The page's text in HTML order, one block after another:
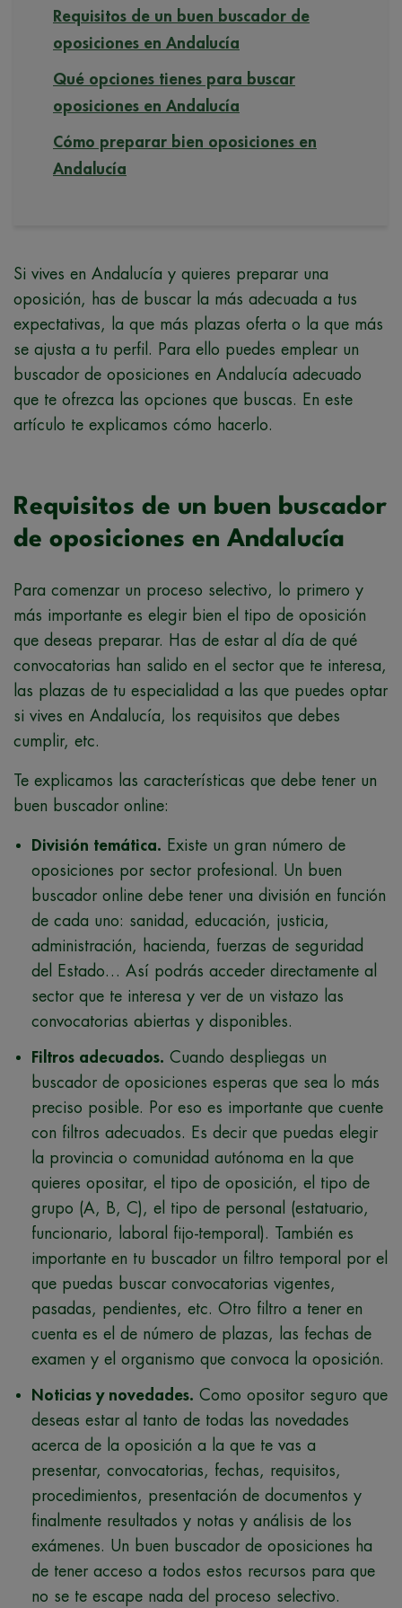
Requisitos de un buen buscador de
oposiciones en Andalucía
Qué opciones tienes para buscar
oposiciones en Andalucía
Cómo preparar bien oposiciones en
Andalucía
Si vives en Andalucía y quieres preparar una
oposición, has de buscar la más adecuada a tus
expectativas, la que más plazas oferta o la que más
se ajusta a tu perfil. Para ello puedes emplear un
buscador de oposiciones en Andalucía adecuado
que te ofrezca las opciones que buscas. En este
artículo te explicamos cómo hacerlo.
Requisitos de un buen buscador
de oposiciones en Andalucía
Para comenzar un proceso selectivo, lo primero y
más importante es elegir bien el tipo de oposición
que deseas preparar. Has de estar al día de qué
convocatorias han salido en el sector que te interesa,
las plazas de tu especialidad a las que puedes optar
si vives en Andalucía, los requisitos que debes
cumplir, etc.
Te explicamos las características que debe tener un
buen buscador online:
División temática. Existe un gran número de
oposiciones por sector profesional. Un buen
buscador online debe tener una división en función
de cada uno: sanidad, educación, justicia,
administración, hacienda, fuerzas de seguridad
del Estado… Así podrás acceder directamente al
sector que te interesa y ver de un vistazo las
convocatorias abiertas y disponibles.
Filtros adecuados. Cuando despliegas un
buscador de oposiciones esperas que sea lo más
preciso posible. Por eso es importante que cuente
con filtros adecuados. Es decir que puedas elegir
la provincia o comunidad autónoma en la que
quieres opositar, el tipo de oposición, el tipo de
grupo (A, B, C), el tipo de personal (estatuario,
funcionario, laboral fijo-temporal). También es
importante en tu buscador un filtro temporal por el
que puedas buscar convocatorias vigentes,
pasadas, pendientes, etc. Otro filtro a tener en
cuenta es el de número de plazas, las fechas de
examen y el organismo que convoca la oposición.
Noticias y novedades. Como opositor seguro que
deseas estar al tanto de todas las novedades
acerca de la oposición a la que te vas a
presentar, convocatorias, fechas, requisitos,
procedimientos, presentación de documentos y
finalmente resultados y notas y análisis de los
exámenes. Un buen buscador de oposiciones ha
de tener acceso a todos estos recursos para que
no se te escape nada del proceso selectivo.